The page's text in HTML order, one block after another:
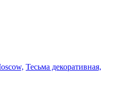
Тесьма декоративная,